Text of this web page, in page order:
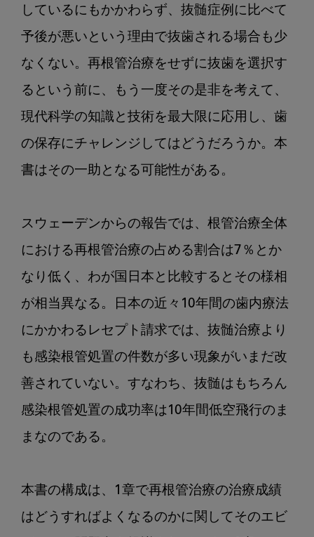
しているにもかかわらず、抜髄症例に比べて
予後が悪いという理由で抜歯される場合も少
なくない。再根管治療をせずに抜歯を選択す
るという前に、もう一度その是非を考えて、
現代科学の知識と技術を最大限に応用し、歯
の保存にチャレンジしてはどうだろうか。本
書はその一助となる可能性がある。
スウェーデンからの報告では、根管治療全体
における再根管治療の占める割合は7％とか
なり低く、わが国日本と比較するとその様相
が相当異なる。日本の近々10年間の歯内療法
にかかわるレセプト請求では、抜髄治療より
も感染根管処置の件数が多い現象がいまだ改
善されていない。すなわち、抜髄はもちろん
感染根管処置の成功率は10年間低空飛行のま
まなのである。
本書の構成は、1章で再根管治療の治療成績
はどうすればよくなるのかに関してそのエビ